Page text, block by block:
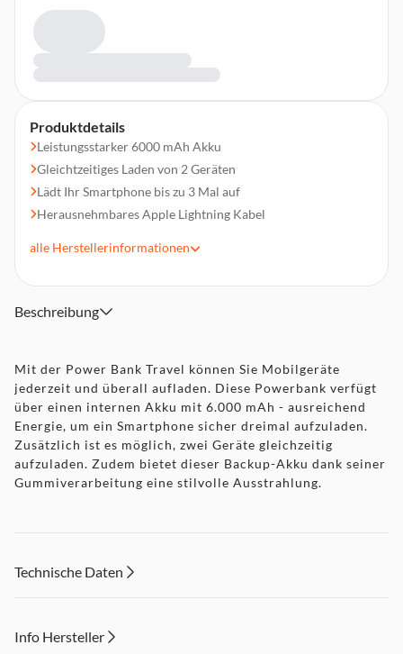
Produktdetails
Leistungsstarker 6000 mAh Akku
Gleichtzeitiges Laden von 2 Geräten
Lädt Ihr Smartphone bis zu 3 Mal auf
Herausnehmbares Apple Lightning Kabel
alle Herstellerinformationen
Beschreibung
Mit der Power Bank Travel können Sie Mobilgeräte
jederzeit und überall aufladen. Diese Powerbank verfügt
über einen internen Akku mit 6.000 mAh - ausreichend
Energie, um ein Smartphone sicher dreimal aufzuladen.
Zusätzlich ist es möglich, zwei Geräte gleichzeitig
aufzuladen. Zudem bietet dieser Backup-Akku dank seiner
Gummiverarbeitung eine stilvolle Ausstrahlung.
Technische Daten
Info Hersteller